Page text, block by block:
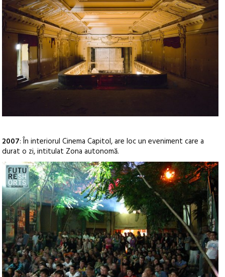
2007: În interiorul Cinema Capitol, are loc un eveniment care a
durat o zi, intitulat Zona autonomă.